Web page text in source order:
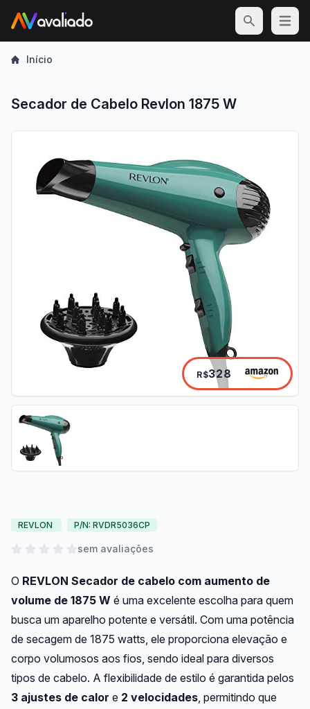
Open
Início
Secador de Cabelo Revlon 1875 W
R$328
REVLON P/N: RVDR5036CP
sem avaliações
O REVLON Secador de cabelo com aumento de
volume de 1875 W é uma excelente escolha para quem
busca um aparelho potente e versátil. Com uma potência
de secagem de 1875 watts, ele proporciona elevação e
corpo volumosos aos fios, sendo ideal para diversos
tipos de cabelo. A flexibilidade de estilo é garantida pelos
3 ajustes de calor e 2 velocidades, permitindo que